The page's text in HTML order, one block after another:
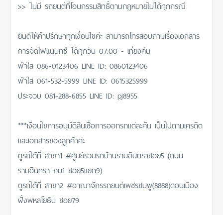
>> ไม่มี รถยนต์ที่โอนกรรมสิทธิ์ตามกฎหมายไม่ได้ทุกกรณี
ยินดีให้คำปรึกษาทุกเงื่อนไขค่ะ สามารถโทรสอบถามเรื่องเอกสาร
การจัดไฟแนนทซ์ ได้ทุกวัน 07.00 - เที่ยงคืน
ฟ้าใส 086-0123406 LINE ID: 0860123406
ฟ้าใส 061-532-5999 LINE ID: 0615325999
ประจวบ 081-288-6855 LINE ID: pj8955
***เงื่อนไขการอนุมัติสินเชื่อการออกรถแต่ละคัน เป็นไปตามเครดิต
และเอกสารของลูกค้าค่ะ
ดูรถได้ที่ สาขา1 #ศูนย์รวมรถบ้านรามอินทราซอย5 (ถนน
รามอินทรา กม1 ซอย5แยก9)
ดูรถได้ที่ สาขา2 #อาณาจักรรถยนต์เพชรชมพู(8888)ดอนเมือง
ฝั่งพหลโยธิน ซอย79